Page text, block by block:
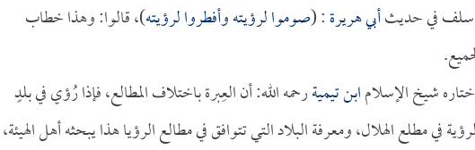
سلف في حديثأبي هريرة: (صوموا لرؤيته وأفطروا لرؤيته)، قالوا: وهذا خطاب
شيخ الإسلامابن تيميةرحمه الله: أن العِبرة باختلاف المطالع، فإذا رُؤي في بلدٍ
في مطلع الهلال، ومعرفة البلاد التي تتوافق في مطالع الرؤيا هذا يبحثه أهل الهيئة،